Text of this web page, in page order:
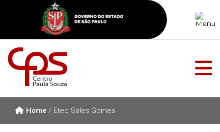
Home / Etec Sales Gomes